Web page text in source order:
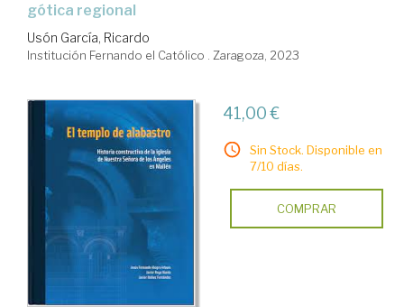
gótica regional
Usón García, Ricardo
Institución Fernando el Católico . Zaragoza, 2023
41,00 €
Sin Stock. Disponible en
7/10 días.
COMPRAR